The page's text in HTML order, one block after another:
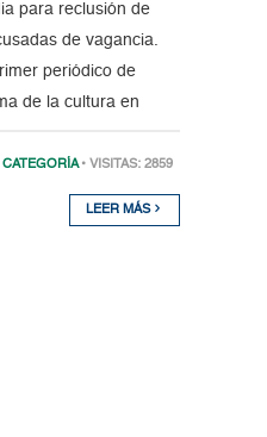
para reclusión de
de vagancia.
periódico de
de la cultura en
CATEGORÍA • VISITAS: 2859
LEER MÁS